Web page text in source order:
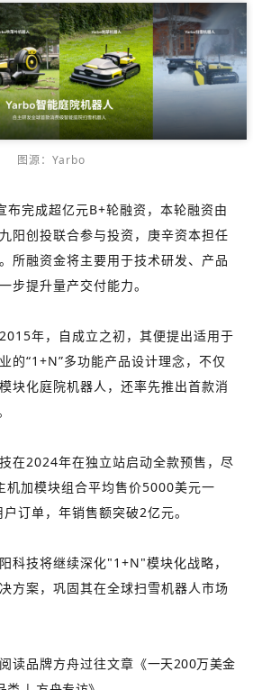
图源：Yarbo
完成超亿元B+轮融资，本轮融资由
阳创投联合参与投资，庚辛资本担任
所融资金将主要用于技术研发、产品
步提升量产交付能力。
年，自成立之初，其便提出适用于
的“1+N”多功能产品设计理念，不仅
块化庭院机器人，还率先推出首款消
在2024年在独立站启动全款预售，尽
机加模块组合平均售价5000美元一
订单，年销售额突破2亿元。
科技将继续深化"1+N"模块化战略，
方案，巩固其在全球扫雪机器人市场
读品牌方舟过往文章 《一天200万美金